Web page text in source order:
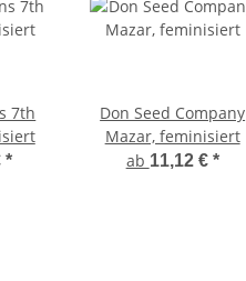
7th
*
Don Seed Company
Mazar, feminisiert
ab 11,12 € *